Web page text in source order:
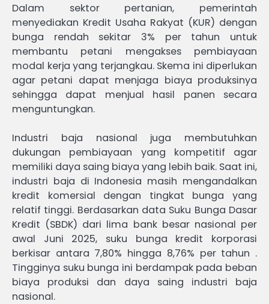
Dalam sektor pertanian, pemerintah
menyediakan Kredit Usaha Rakyat (KUR) dengan
bunga rendah sekitar 3% per tahun untuk
membantu petani mengakses pembiayaan
modal kerja yang terjangkau. Skema ini diperlukan
agar petani dapat menjaga biaya produksinya
sehingga dapat menjual hasil panen secara
menguntungkan.
Industri baja nasional juga membutuhkan
dukungan pembiayaan yang kompetitif agar
memiliki daya saing biaya yang lebih baik. Saat ini,
industri baja di Indonesia masih mengandalkan
kredit komersial dengan tingkat bunga yang
relatif tinggi. Berdasarkan data Suku Bunga Dasar
Kredit (SBDK) dari lima bank besar nasional per
awal Juni 2025, suku bunga kredit korporasi
berkisar antara 7,80% hingga 8,76% per tahun .
Tingginya suku bunga ini berdampak pada beban
biaya produksi dan daya saing industri baja
nasional.